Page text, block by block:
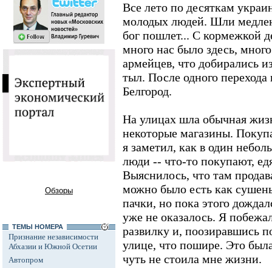
Обзоры
ТЕМЫ НОМЕРА
Признание независимости
Абхазии и Южной Осетии
Автопром
Все лето по десяткам
молодых людей. Шли
бог пошлет... С кормежкой
много нас было здесь,
армейцев, что добирались
тыл. После одного
Белгород.
На улицах шла обычная
некоторые магазины.
я заметил, как в один
люди -- что-то покупают,
Выяснилось, что там
можно было есть как
пачки, но пока этого
уже не оказалось. Я
развилку и, поозиравшись
улице, что пошире. Это
чуть не стоила мне жизни.